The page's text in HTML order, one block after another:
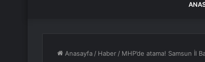
Anasayfa / Haber / MHP’de atama! Samsun İl